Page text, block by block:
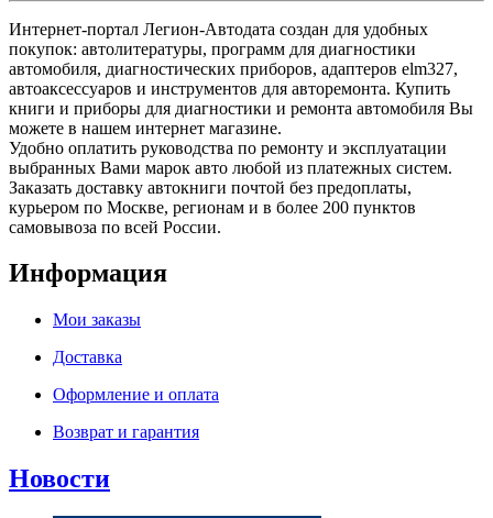
Интернет-портал Легион-Автодата создан для удобных
покупок: автолитературы, программ для диагностики
автомобиля, диагностических приборов, адаптеров elm327,
автоаксессуаров и инструментов для авторемонта. Купить
книги и приборы для диагностики и ремонта автомобиля Вы
можете в нашем интернет магазине.
Удобно оплатить руководства по ремонту и эксплуатации
выбранных Вами марок авто любой из платежных систем.
Заказать доставку автокниги почтой без предоплаты,
курьером по Москве, регионам и в более 200 пунктов
самовывоза по всей России.
Информация
Мои заказы
Доставка
Оформление и оплата
Возврат и гарантия
Новости